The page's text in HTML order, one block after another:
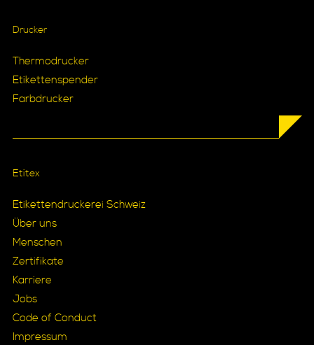
Drucker
Thermodrucker
Etikettenspender
Farbdrucker
Etitex
Etikettendruckerei Schweiz
Über uns
Menschen
Zertifikate
Karriere
Jobs
Code of Conduct
Impressum